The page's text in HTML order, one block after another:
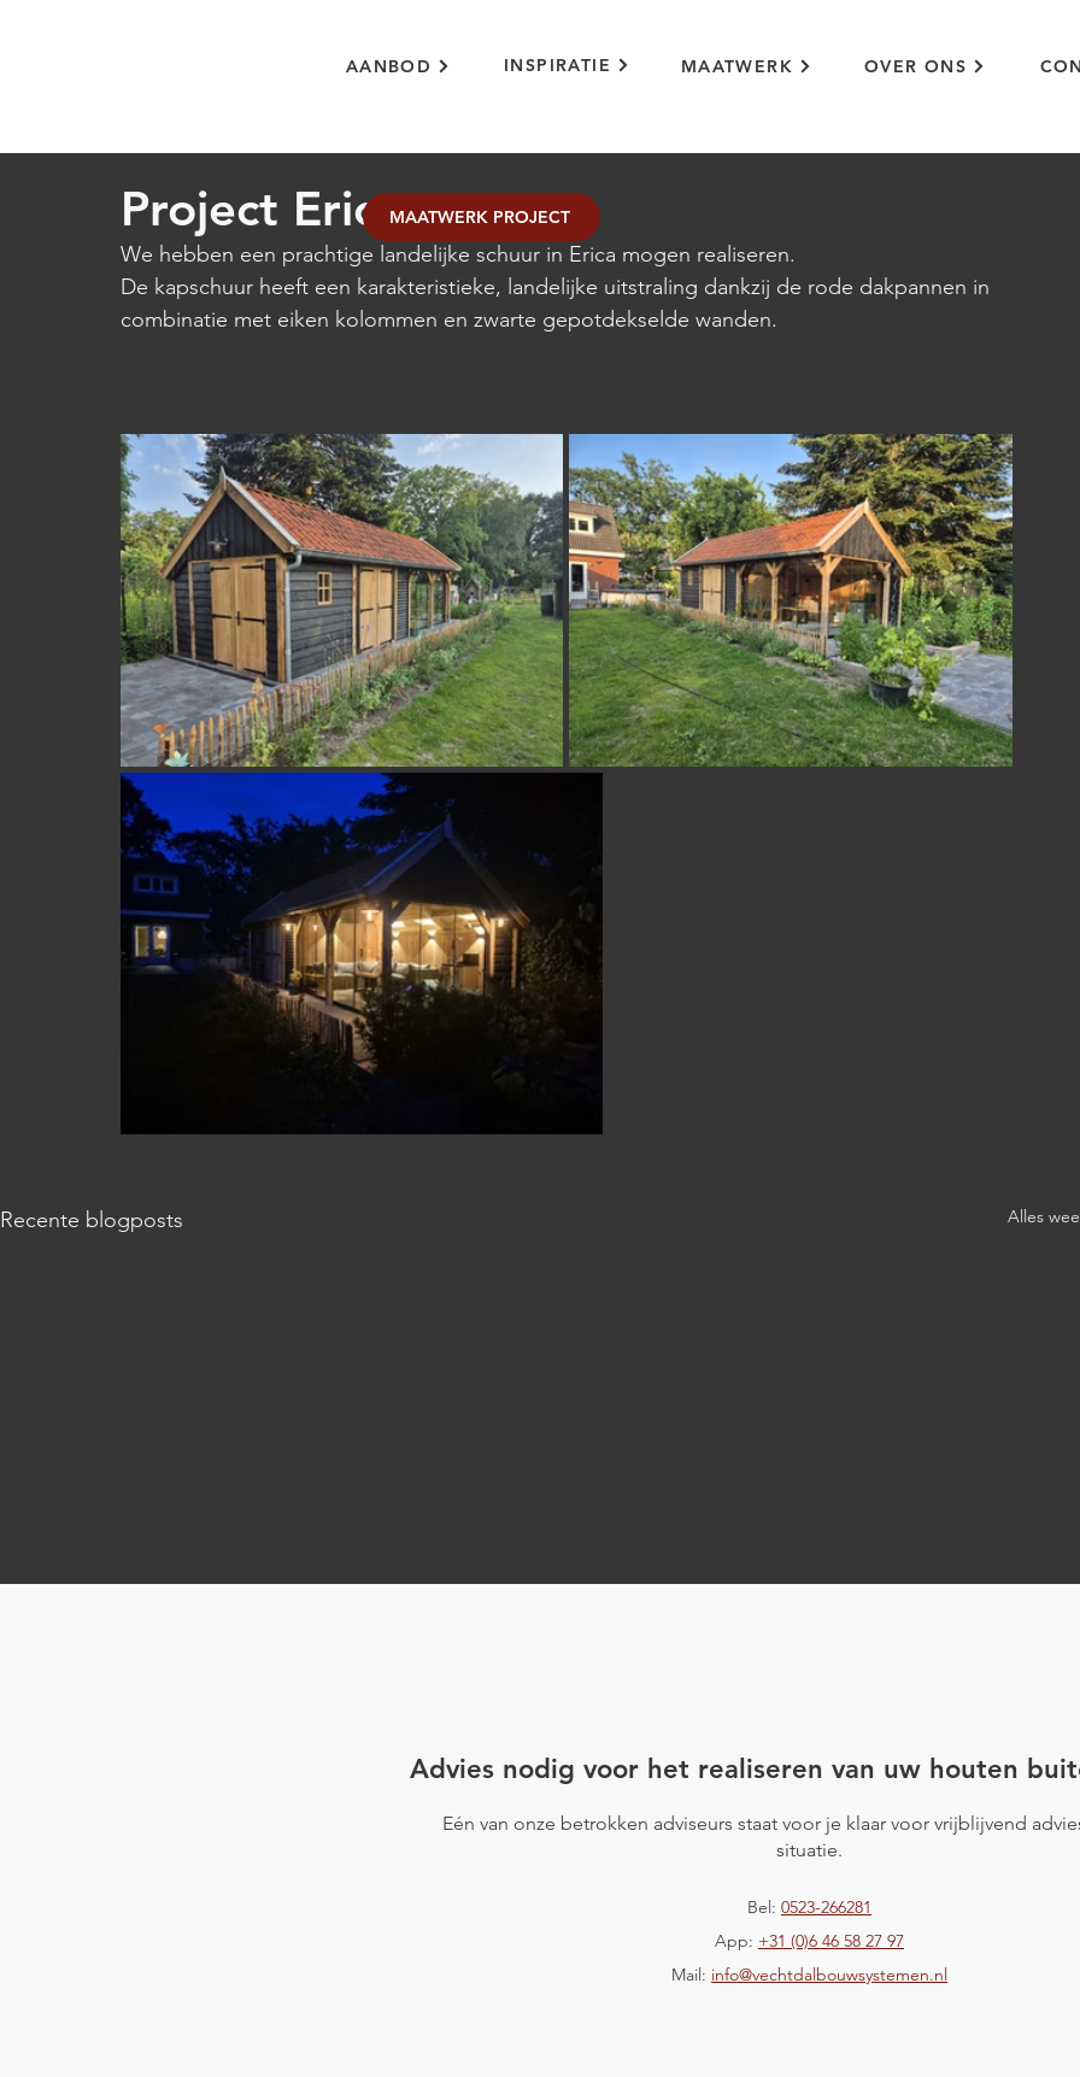
AANBOD INSPIRATIE MAATWERK OVER ONS
Project Erica
We hebben een prachtige landelijke schuur in Erica mogen realiseren.
De kapschuur heeft een karakteristieke, landelijke uitstraling dankzij de rode dakpannen in
combinatie met eiken kolommen en zwarte gepotdekselde wanden.
Recente blogposts Alles
MAATWERK PROJECT
Advies nodig voor het realiseren van uw houten
Eén van onze betrokken adviseurs staat voor je klaar voor vrijblijvend
situatie.
Bel: 0523-266281
App: +31 (0)6 46 58 27 97
Mail: info@vechtdalbouwsystemen.nl